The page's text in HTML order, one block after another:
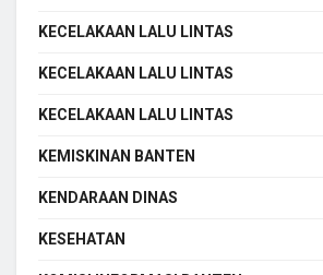
KECELAKAAN LALU LINTAS
KECELAKAAN LALU LINTAS
KECELAKAAN LALU LINTAS
KEMISKINAN BANTEN
KENDARAAN DINAS
KESEHATAN